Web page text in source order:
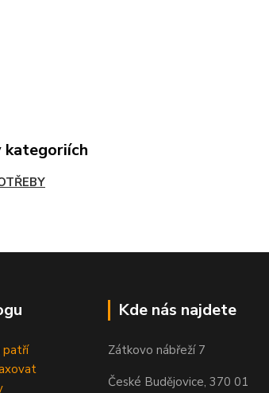
kategoriích
patří
Kde nás najdete
Zátkovo nábřeží 7
České Budějovice, 370 01